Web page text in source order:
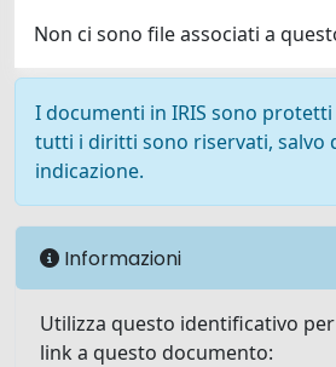
Non ci sono file associati a
I documenti in IRIS sono
tutti i diritti sono riservati, salvo
indicazione.
Informazioni
Utilizza questo identificativo
link a questo documento: